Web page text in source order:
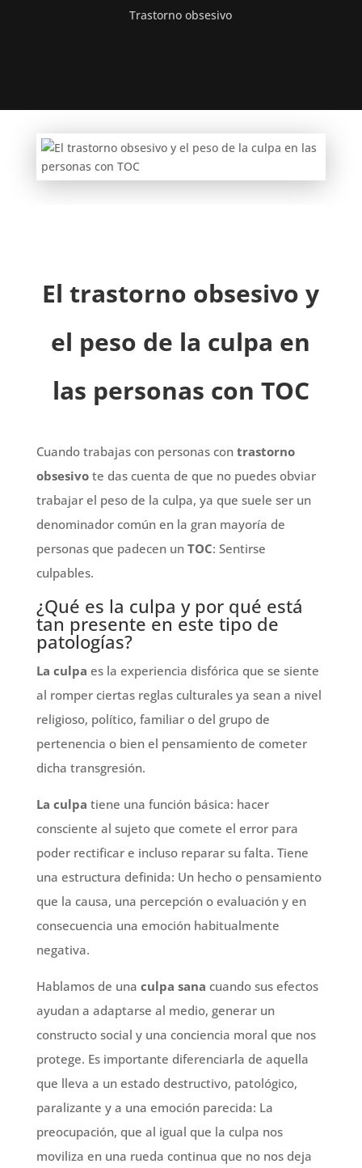
Trastorno obsesivo
El trastorno obsesivo y
el peso de la culpa en
las personas con TOC
Cuando trabajas con personas con trastorno
obsesivo te das cuenta de que no puedes obviar
trabajar el peso de la culpa, ya que suele ser un
denominador común en la gran mayoría de
personas que padecen un TOC: Sentirse
culpables.
¿Qué es la culpa y por qué está
tan presente en este tipo de
patologías?
La culpa es la experiencia disfórica que se siente
al romper ciertas reglas culturales ya sean a nivel
religioso, político, familiar o del grupo de
pertenencia o bien el pensamiento de cometer
dicha transgresión.
La culpa tiene una función básica: hacer
consciente al sujeto que comete el error para
poder rectificar e incluso reparar su falta. Tiene
una estructura definida: Un hecho o pensamiento
que la causa, una percepción o evaluación y en
consecuencia una emoción habitualmente
negativa.
Hablamos de una culpa sana cuando sus efectos
ayudan a adaptarse al medio, generar un
constructo social y una conciencia moral que nos
protege. Es importante diferenciarla de aquella
que lleva a un estado destructivo, patológico,
paralizante y a una emoción parecida: La
preocupación, que al igual que la culpa nos
moviliza en una rueda continua que no nos deja